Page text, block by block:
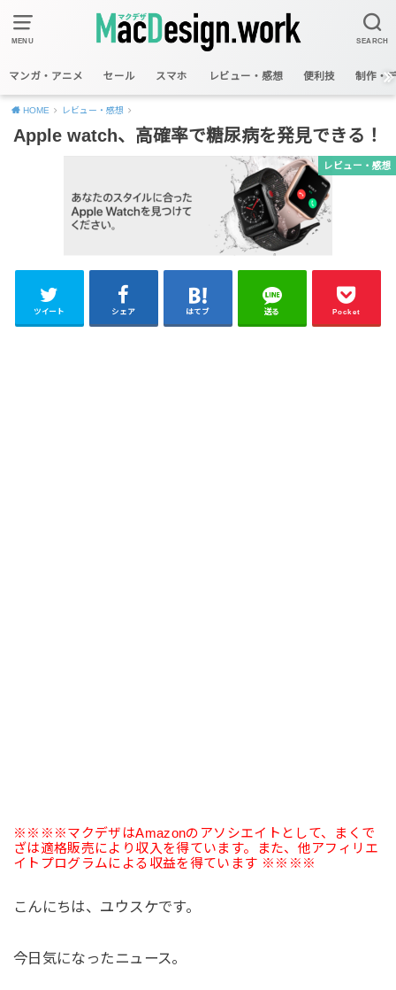
MENU SEARCH
マンガ・アニメ セール スマホ レビュー・感想 便利技 制作・
HOME レビュー・感想
Apple watch、高確率で糖尿病を発見できる！
レビュー・感想
ツイート シェア はてブ 送る Pocket
※※※※マクデザはAmazonのアソシエイトとして、まくで
ざは適格販売により収入を得ています。また、他アフィリエ
イトプログラムによる収益を得ています ※※※※
こんにちは、ユウスケです。
今日気になったニュース。